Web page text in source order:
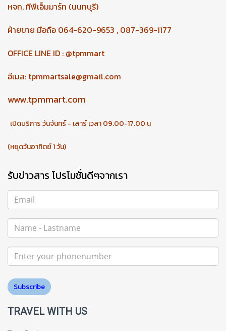
หจก. ทีพีเอ็มมาร์ท (นนทบุรี)
ฝ่ายขาย มือถือ 064-620-9653 , 087-369-1177
OFFICE LINE ID : @tpmmart
อีเมล: tpmmartsale@gmail.com
www.tpmmart.com
เปิดบริการ วันจันทร์ - เสาร์ เวลา 09.00-17.00 น
(หยุดวันอาทิตย์ 1 วัน)
รับข่าวสาร โปรโมชั่นดีๆจากเรา
Subscribe
TRAVEL WITH US